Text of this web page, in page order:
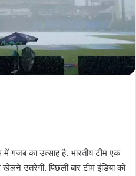
गजब का उत्साह है. भारतीय टीम एक
उतरेगी. पिछली बार टीम इंडिया को